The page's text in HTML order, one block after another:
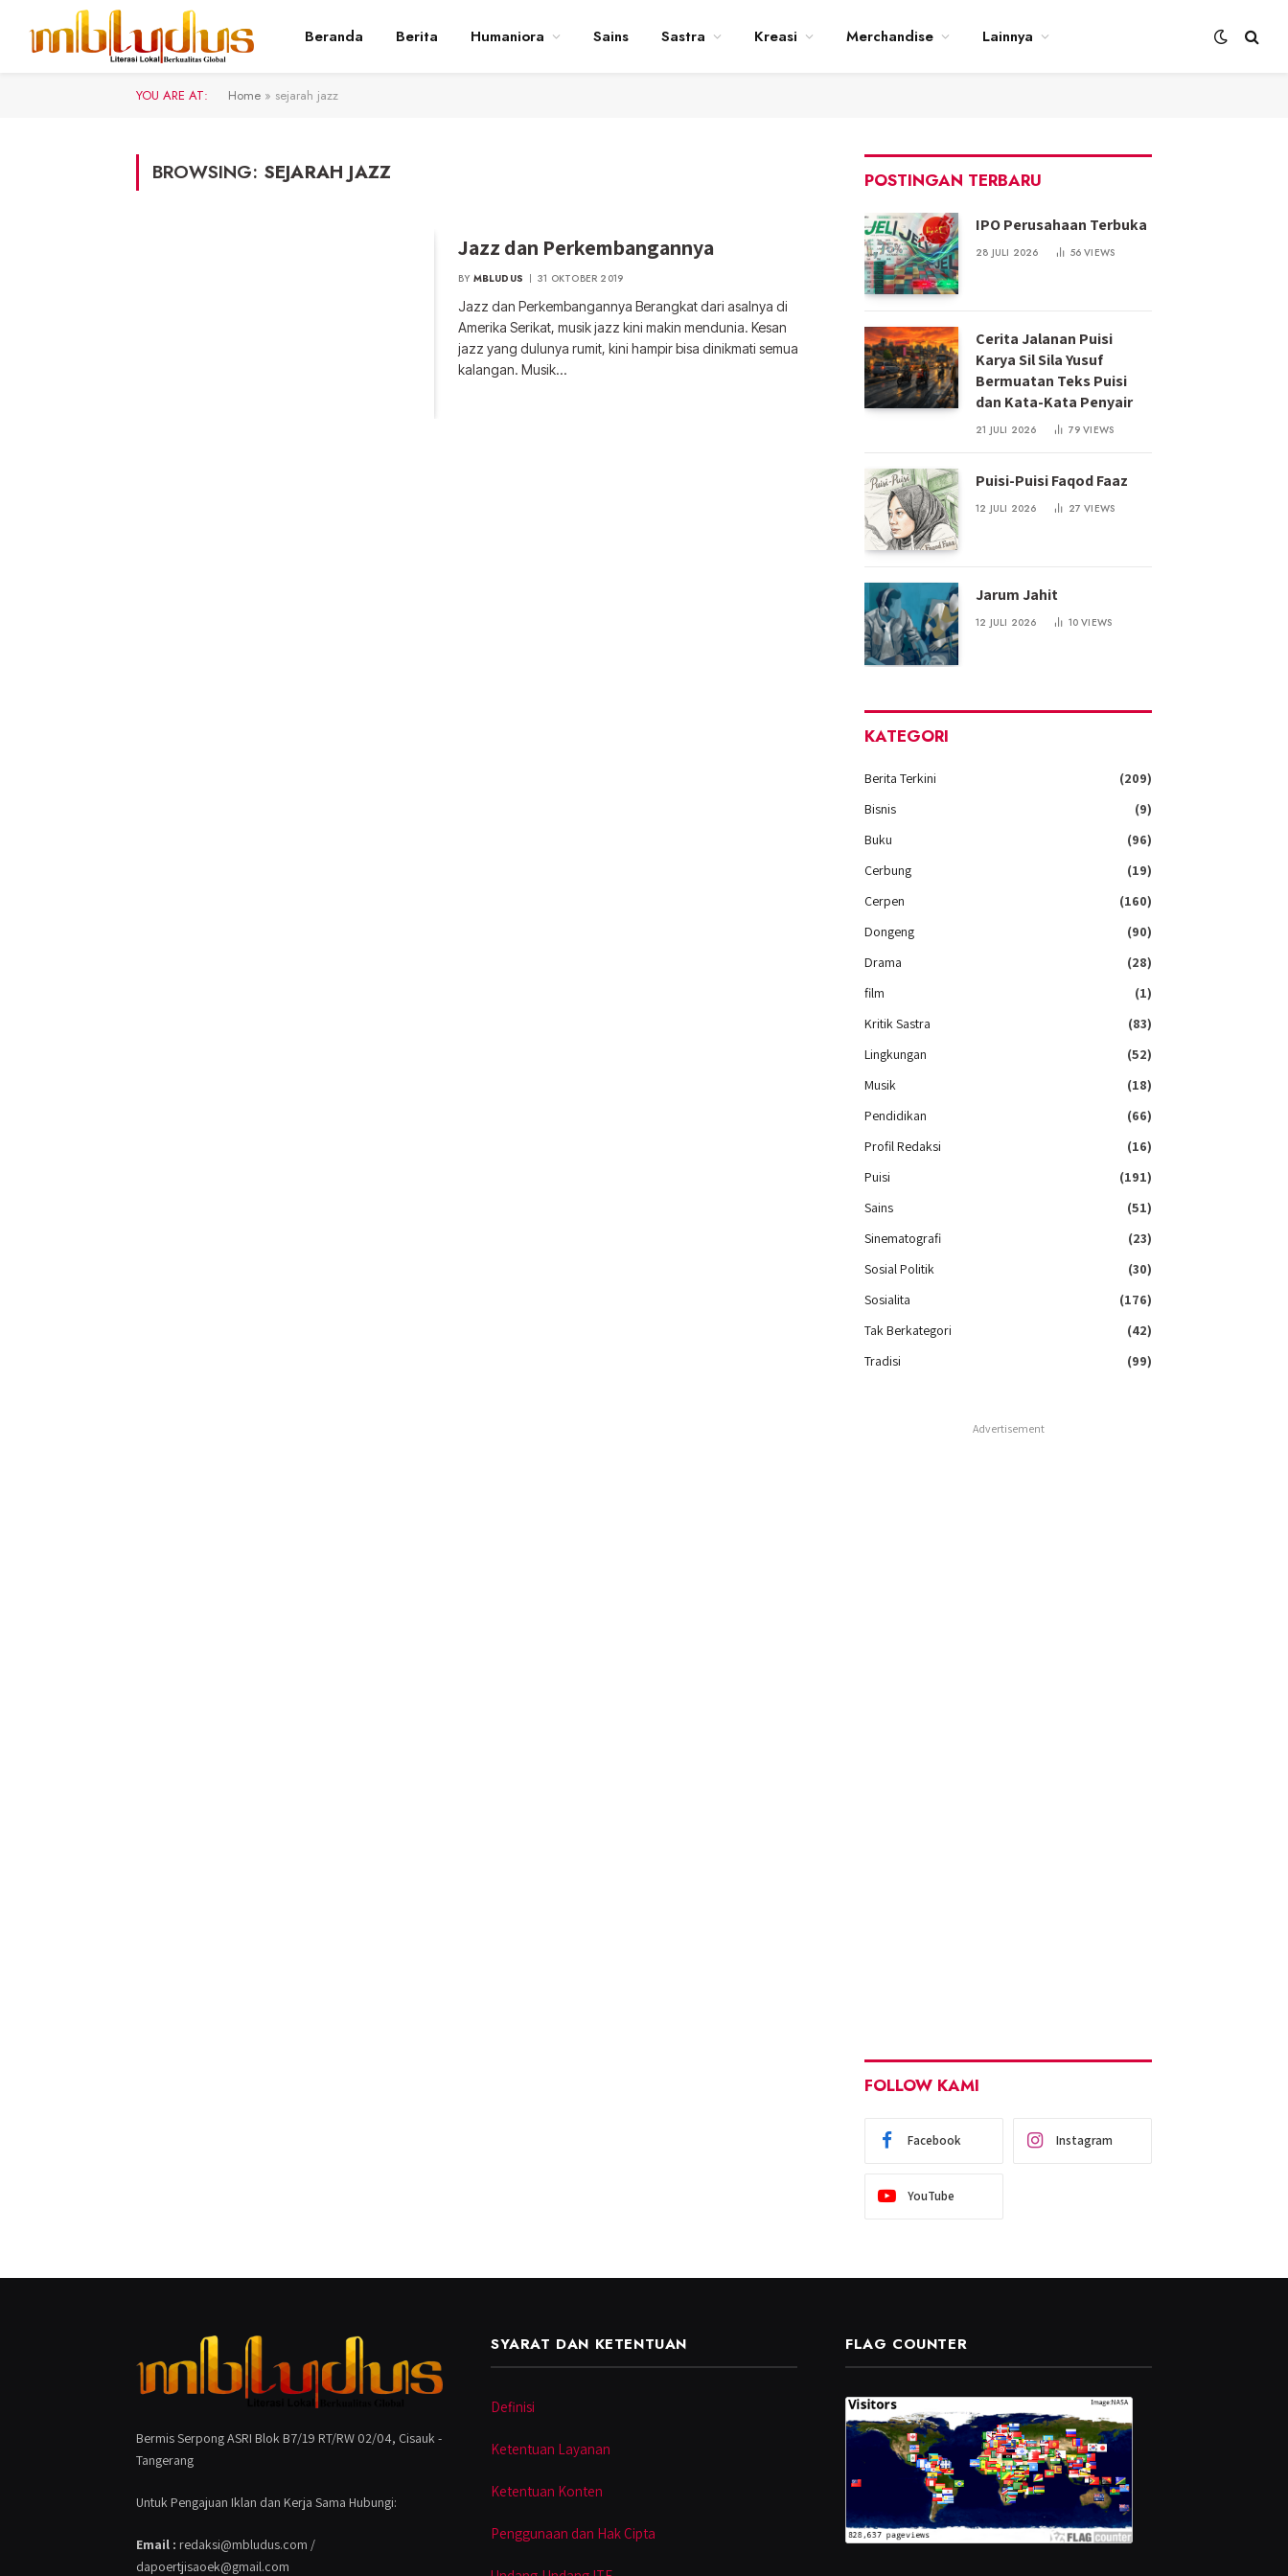
Beranda Berita Humaniora Sains Sastra Kreasi Merchandise Lainnya
YOU ARE AT: Home » sejarah jazz
BROWSING: SEJARAH JAZZ
Jazz dan Perkembangannya
BY MBLUDUS 31 OKTOBER 2019
Jazz dan Perkembangannya Berangkat dari asalnya di
Amerika Serikat, musik jazz kini makin mendunia. Kesan
jazz yang dulunya rumit, kini hampir bisa dinikmati semua
kalangan. Musik…
POSTINGAN TERBARU
IPO Perusahaan Terbuka
28 JULI 2026 56VIEWS
Cerita Jalanan Puisi
Karya Sil Sila Yusuf
Bermuatan Teks Puisi
dan Kata-Kata Penyair
21 JULI 2026 79VIEWS
Puisi-Puisi Faqod Faaz
12 JULI 2026 27VIEWS
Jarum Jahit
12 JULI 2026 10VIEWS
KATEGORI
Berita Terkini
(209)
Bisnis
(9)
Buku
(96)
Cerbung
(19)
Cerpen
(160)
Dongeng
(90)
Drama
(28)
film
(1)
Kritik Sastra
(83)
Lingkungan
(52)
Musik
(18)
Pendidikan
(66)
Profil Redaksi
(16)
Puisi
(191)
Sains
(51)
Sinematografi
(23)
Sosial Politik
(30)
Sosialita
(176)
Tak Berkategori
(42)
Tradisi
(99)
Advertisement
FOLLOW KAMI
Facebook Instagram
YouTube
Bermis Serpong ASRI Blok B7/19 RT/RW 02/04, Cisauk -
Tangerang
Untuk Pengajuan Iklan dan Kerja Sama Hubungi:
Email : redaksi@mbludus.com /
dapoertjisaoek@gmail.com
SYARAT DAN KETENTUAN
Definisi
Ketentuan Layanan
Ketentuan Konten
Penggunaan dan Hak Cipta
FLAG COUNTER